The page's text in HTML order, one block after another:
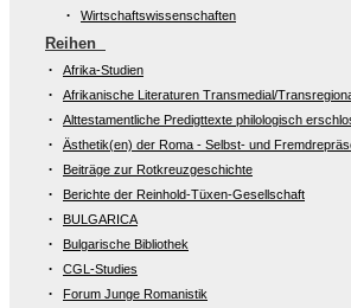
Wirtschaftswissenschaften
Reihen
Afrika-Studien
Afrikanische Literaturen Transmedial/
Alttestamentliche Predigttexte philologisch
Ästhetik(en) der Roma - Selbst- und
Beiträge zur Rotkreuzgeschichte
Berichte der Reinhold-Tüxen-Gesellschaft
BULGARICA
Bulgarische Bibliothek
CGL-Studies
Forum Junge Romanistik